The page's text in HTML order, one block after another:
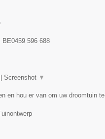
BE0459 596 688
Screenshot ▼
en hou er van om uw droomtuin te